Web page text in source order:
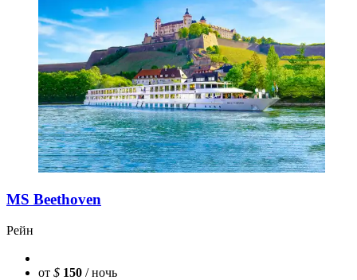
MS Beethoven
Рейн
от $ 150 / ночь